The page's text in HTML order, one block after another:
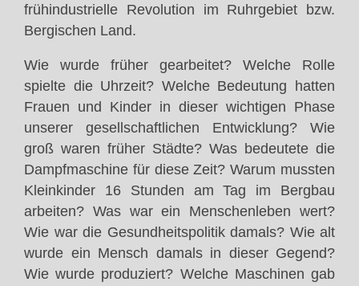
frühindustrielle Revolution im Ruhrgebiet bzw.
Bergischen Land.
Wie wurde früher gearbeitet? Welche Rolle
spielte die Uhrzeit? Welche Bedeutung hatten
Frauen und Kinder in dieser wichtigen Phase
unserer gesellschaftlichen Entwicklung? Wie
groß waren früher Städte? Was bedeutete die
Dampfmaschine für diese Zeit? Warum mussten
Kleinkinder 16 Stunden am Tag im Bergbau
arbeiten? Was war ein Menschenleben wert?
Wie war die Gesundheitspolitik damals? Wie alt
wurde ein Mensch damals in dieser Gegend?
Wie wurde produziert? Welche Maschinen gab